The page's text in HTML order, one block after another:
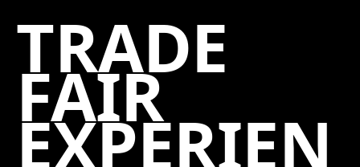
TRADE
FAIR
EXPERIEN